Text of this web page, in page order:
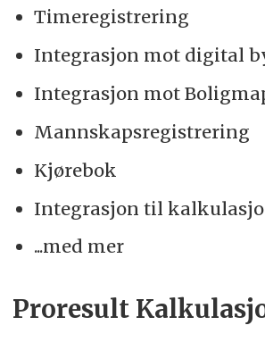
Timeregistrering
Integrasjon mot digital
Integrasjon mot
Mannskapsregistrering
Kjørebok
Integrasjon til
...med mer
Proresult